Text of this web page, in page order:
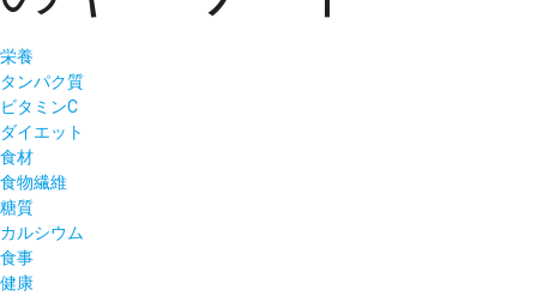
栄養
タンパク質
ビタミンC
ダイエット
食材
食物繊維
糖質
カルシウム
食事
健康